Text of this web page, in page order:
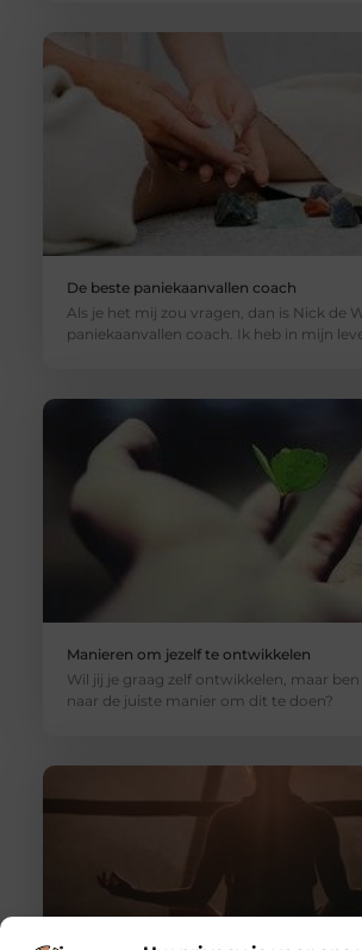
De beste paniekaanvallen coach
Als je het mij zou vragen, dan is Nick de
paniekaanvallen coach. Ik heb in mijn
Manieren om jezelf te ontwikkelen
Wil jij je graag zelf ontwikkelen, maar
naar de juiste manier om dit te doen?